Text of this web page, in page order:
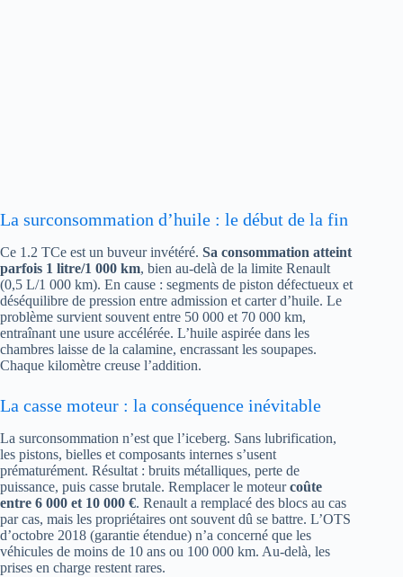
La surconsommation d’huile : le début de la fin
Ce 1.2 TCe est un buveur invétéré. Sa consommation atteint
parfois 1 litre/1 000 km, bien au-delà de la limite Renault
(0,5 L/1 000 km). En cause : segments de piston défectueux et
déséquilibre de pression entre admission et carter d’huile. Le
problème survient souvent entre 50 000 et 70 000 km,
entraînant une usure accélérée. L’huile aspirée dans les
chambres laisse de la calamine, encrassant les soupapes.
Chaque kilomètre creuse l’addition.
La casse moteur : la conséquence inévitable
La surconsommation n’est que l’iceberg. Sans lubrification,
les pistons, bielles et composants internes s’usent
prématurément. Résultat : bruits métalliques, perte de
puissance, puis casse brutale. Remplacer le moteurcoûte
entre 6 000 et 10 000 €. Renault a remplacé des blocs au cas
par cas, mais les propriétaires ont souvent dû se battre. L’OTS
d’octobre 2018 (garantie étendue) n’a concerné que les
véhicules de moins de 10 ans ou 100 000 km. Au-delà, les
prises en charge restent rares.